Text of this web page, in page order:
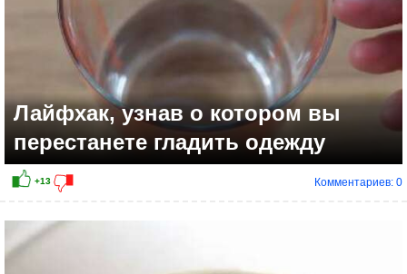
Лайфхак, узнав о котором вы
перестанете гладить одежду
Комментариев: 0